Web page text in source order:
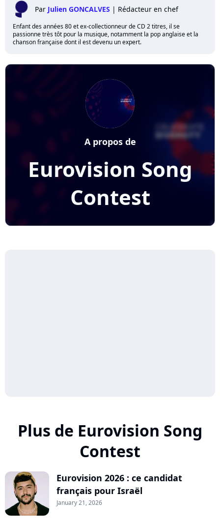
Par Julien GONCALVES | Rédacteur en chef
Enfant des années 80 et ex-collectionneur de CD 2 titres, il se
passionne très tôt pour la musique, notamment la pop anglaise et la
chanson française dont il est devenu un expert.
Eurovision Song
Contest
A propos de
Plus de Eurovision Song
Contest
Eurovision 2026 : ce candidat
français pour Israël
January 21, 2026